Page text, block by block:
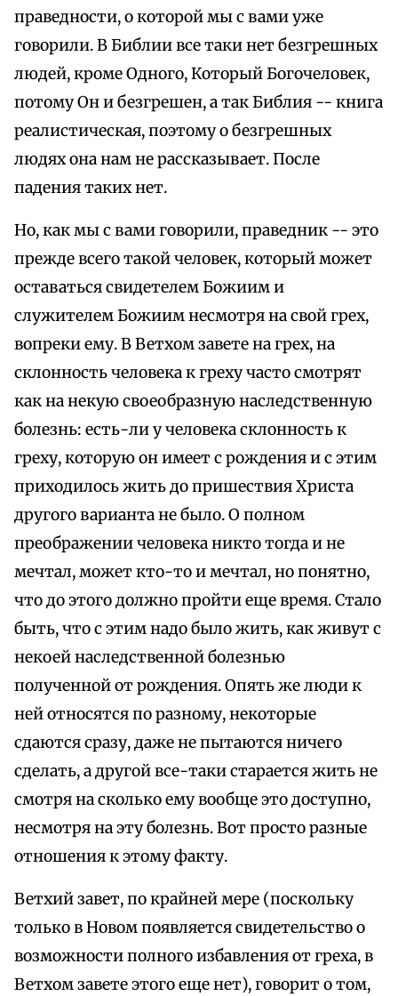
праведности, о которой мы с вами уже
говорили. В Библии все таки нет безгрешных
людей, кроме Одного, Который Богочеловек,
потому Он и безгрешен, а так Библия -- книга
реалистическая, поэтому о безгрешных
людях она нам не рассказывает. После
падения таких нет.
Но, как мы с вами говорили, праведник -- это
прежде всего такой человек, который может
оставаться свидетелем Божиим и
служителем Божиим несмотря на свой грех,
вопреки ему. В Ветхом завете на грех, на
склонность человека к греху часто смотрят
как на некую своеобразную наследственную
болезнь: есть-ли у человека склонность к
греху, которую он имеет с рождения и с этим
приходилось жить до пришествия Христа
другого варианта не было. О полном
преображении человека никто тогда и не
мечтал, может кто-то и мечтал, но понятно,
что до этого должно пройти еще время. Стало
быть, что с этим надо было жить, как живут с
некоей наследственной болезнью
полученной от рождения. Опять же люди к
ней относятся по разному, некоторые
сдаются сразу, даже не пытаются ничего
сделать, а другой все-таки старается жить не
смотря на сколько ему вообще это доступно,
несмотря на эту болезнь. Вот просто разные
отношения к этому факту.
Ветхий завет, по крайней мере (поскольку
только в Новом появляется свидетельство о
возможности полного избавления от греха, в
Ветхом завете этого еще нет), говорит о том,